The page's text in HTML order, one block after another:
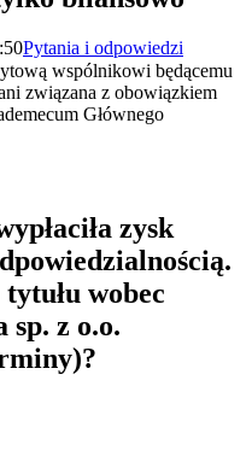
Pytania i odpowiedzi
wspólnikowi będącemu
związana z obowiązkiem
Głównego
zysk
wobec
sp. z o.o.